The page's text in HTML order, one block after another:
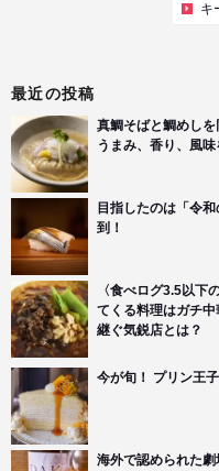
キ
最近の投稿
真鯛そばと鯛めし
うまみ、香り、風
目指したのは「令
到！
〈食べログ3.5以下
てくる料理はガチ
継ぐ気鋭店とは？
今が旬！ プリン王
海外で認められた